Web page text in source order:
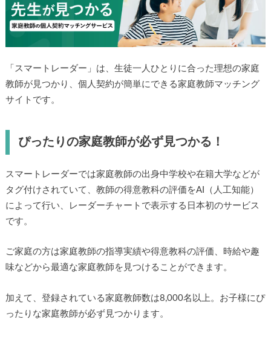
「スマートレーダー」は、生徒一人ひとりに合った理想の家庭
教師が見つかり、個人契約が簡単にできる家庭教師マッチング
サイトです。
ぴったりの家庭教師が必ず見つかる！
スマートレーダーでは家庭教師の出身中学校や在籍大学などが
タグ付けされていて、教師の得意教科の評価をAI（人工知能）
によって行い、レーダーチャートで表示する日本初のサービス
です。
ご家庭の方は家庭教師の指導実績や得意教科の評価、時給や趣
味などから最適な家庭教師を見つけることができます。
加えて、登録されている家庭教師数は8,000名以上。お子様にぴ
ったりな家庭教師が必ず見つかります。